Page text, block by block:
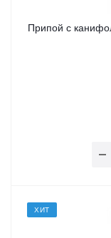
Припой с
ХИТ